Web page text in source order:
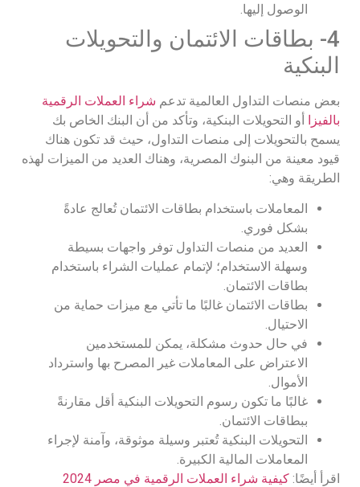
الوصول إليها.
4- بطاقات الائتمان والتحويلات
البنكية
بعض منصات التداول العالمية تدعم شراء العملات الرقمية
بالفيزا أو التحويلات البنكية، وتأكد من أن البنك الخاص بك
يسمح بالتحويلات إلى منصات التداول، حيث قد تكون هناك
قيود معينة من البنوك المصرية، وهناك العديد من الميزات لهذه
الطريقة وهي:
المعاملات باستخدام بطاقات الائتمان تُعالج عادةً
بشكل فوري.
العديد من منصات التداول توفر واجهات بسيطة
وسهلة الاستخدام؛ لإتمام عمليات الشراء باستخدام
بطاقات الائتمان.
بطاقات الائتمان غالبًا ما تأتي مع ميزات حماية من
الاحتيال.
في حال حدوث مشكلة، يمكن للمستخدمين
الاعتراض على المعاملات غير المصرح بها واسترداد
الأموال.
غالبًا ما تكون رسوم التحويلات البنكية أقل مقارنةً
ببطاقات الائتمان.
التحويلات البنكية تُعتبر وسيلة موثوقة، وآمنة لإجراء
المعاملات المالية الكبيرة.
اقرأ أيضًا: كيفية شراء العملات الرقمية في مصر 2024